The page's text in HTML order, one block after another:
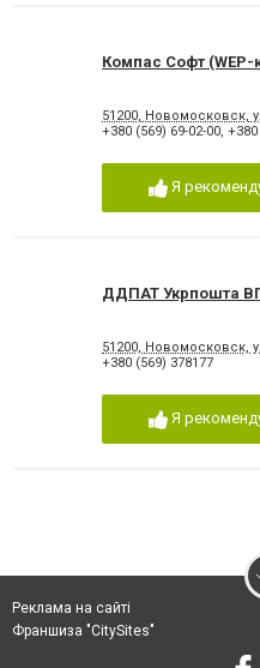
Компас Софт
51200, Новомосковск,
+380 (569) 69-02-00, +380
Я
ДДПАТ Укрпошта
51200, Новомосковск,
+380 (569) 378177
Я
Реклама на сайті
Франшиза "CitySites"